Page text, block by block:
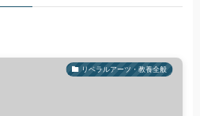
リベラルアーツ・教養全般